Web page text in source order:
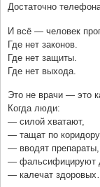
Достаточно
И всё — человек
Где нет законов.
Где нет защиты.
Где нет выхода.
Это не врачи — это
Когда люди:
— силой хватают,
— тащат по
— вводят
— фальсифицируют
— калечат